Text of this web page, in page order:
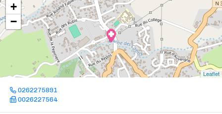
+
−
Leaflet
0262275891
0026227564